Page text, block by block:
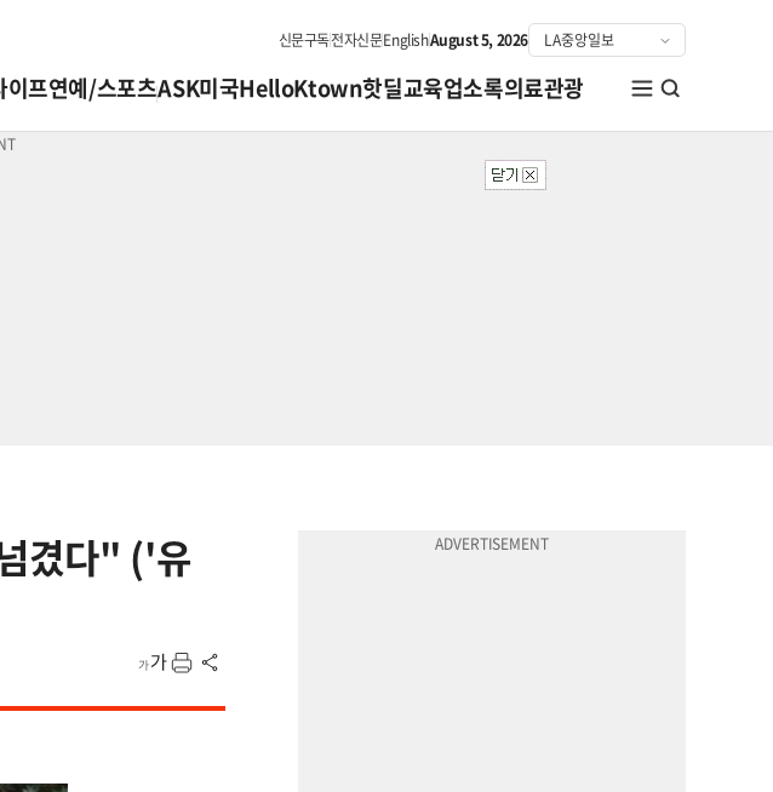
신문구독전자신문EnglishAugust 5, 2026
이프연예/스포츠ASK미국HelloKtown핫딜교육업소록의료관광
겼다" ('유